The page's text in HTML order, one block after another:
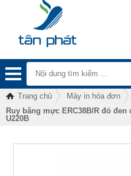
Trang chủ Máy in hóa đơn
Ruy băng mực ERC38B/R đỏ đen
U220B